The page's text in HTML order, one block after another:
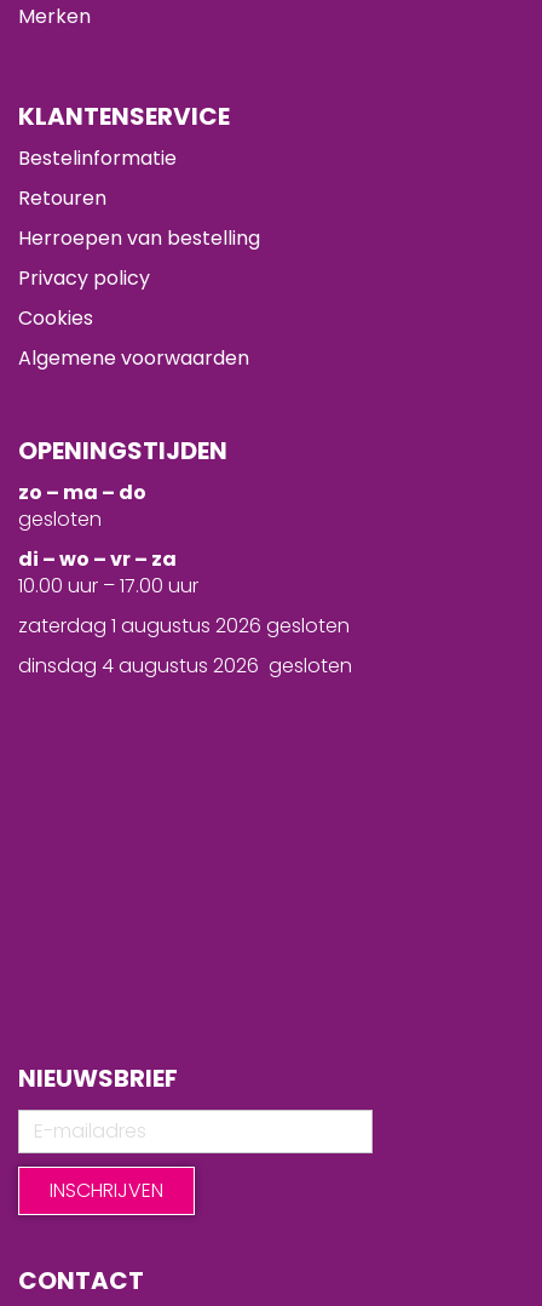
Merken
KLANTENSERVICE
Bestelinformatie
Retouren
Herroepen van bestelling
Privacy policy
Cookies
Algemene voorwaarden
OPENINGSTIJDEN
zo – ma – do
gesloten
di – wo – vr – za
10.00 uur – 17.00 uur
zaterdag 1 augustus 2026 gesloten
dinsdag 4 augustus 2026 gesloten
NIEUWSBRIEF
CONTACT